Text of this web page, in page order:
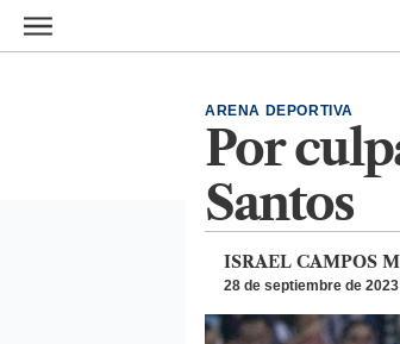
Ir al contenido principal
Por
Santos
ARENA DEPORTIVA
ISRAEL CAMPOS
28 de septiembre de